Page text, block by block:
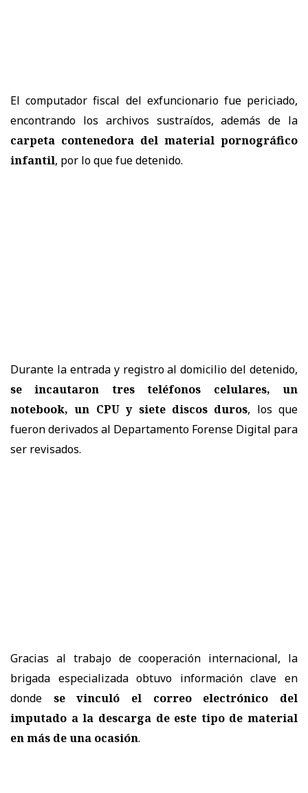
El computador fiscal del exfuncionario fue periciado,
encontrando los archivos sustraídos, además de la
carpeta contenedora del material pornográfico
infantil, por lo que fue detenido.
Durante la entrada y registro al domicilio del detenido,
se incautaron tres teléfonos celulares, un
notebook, un CPU y siete discos duros, los que
fueron derivados al Departamento Forense Digital para
ser revisados.
Gracias al trabajo de cooperación internacional, la
brigada especializada obtuvo información clave en
donde se vinculó el correo electrónico del
imputado a la descarga de este tipo de material
en más de una ocasión.